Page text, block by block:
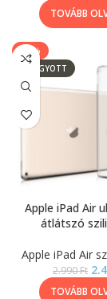
TOVÁBB
-17%
ELFOGYOTT
Apple iPad Air
átlátszó
Apple iPad Air
2.990Ft
TOVÁBB